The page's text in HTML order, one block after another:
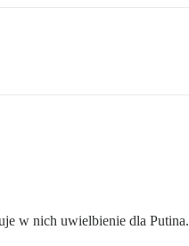
w nich uwielbienie dla Putina.